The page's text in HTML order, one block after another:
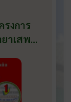
รงการ
าเสพ
บ
ยน